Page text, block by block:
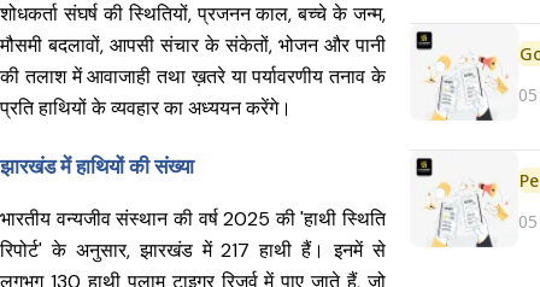
शोधकर्ता संघर्ष की स्थितियों, प्रजनन काल, बच्चे के जन्म,
मौसमी बदलावों, आपसी संचार के संकेतों, भोजन और पानी
की तलाश में आवाजाही तथा ख़तरे या पर्यावरणीय तनाव के
प्रति हाथियों के व्यवहार का अध्ययन करेंगे।
झारखंड में हाथियों की संख्या
भारतीय वन्यजीव संस्थान की वर्ष 2025 की 'हाथी स्थिति
रिपोर्ट' के अनुसार, झारखंड में 217 हाथी हैं। इनमें से
लगभग 130 हाथी पलामू टाइगर रिज़र्व में पाए जाते हैं, जो